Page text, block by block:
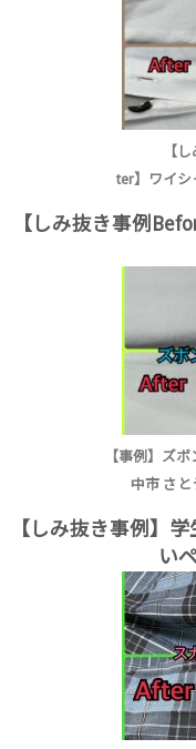
【
ter】ワイ
【しみ抜き事例
【事例】ズ
中市 さ
【しみ抜き事例】
い